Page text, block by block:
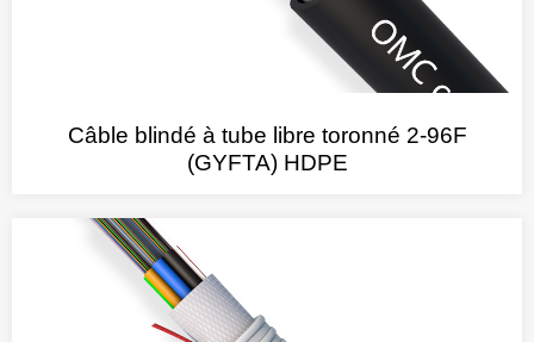
Câble blindé à tube libre toronné 2-96F
(GYFTA) HDPE